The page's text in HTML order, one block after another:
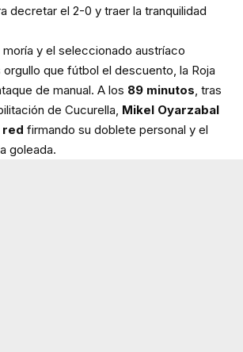
decretar el 2-0 y traer la tranquilidad
y el seleccionado austríaco
que fútbol el descuento, la Roja
de manual. A los 89 minutos, tras
de Cucurella, Mikel Oyarzabal
red firmando su doblete personal y el
goleada.